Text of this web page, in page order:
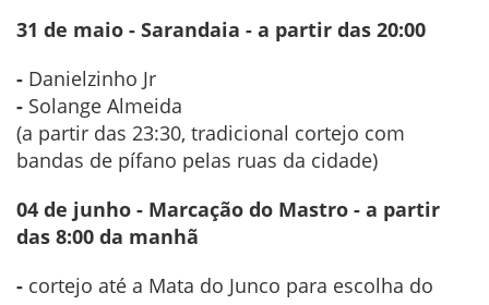
31 de maio - Sarandaia - a partir das 20:00
- Danielzinho Jr
- Solange Almeida
(a partir das 23:30, tradicional cortejo com
bandas de pífano pelas ruas da cidade)
04 de junho - Marcação do Mastro - a partir
das 8:00 da manhã
- cortejo até a Mata do Junco para escolha do